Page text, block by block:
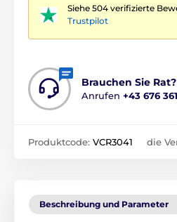
Siehe 504 verifizierte
Trustpilot
Brauchen Sie Rat?
Anrufen +43 676
Produktcode: VCR3041 die
Beschreibung und Parameter